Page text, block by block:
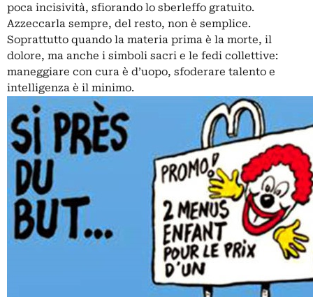
poca incisività, sfiorando lo sberleffo gratuito.
Azzeccarla sempre, del resto, non è semplice.
Soprattutto quando la materia prima è la morte, il
dolore, ma anche i simboli sacri e le fedi collettive:
maneggiare con cura è d’uopo, sfoderare talento e
intelligenza è il minimo.